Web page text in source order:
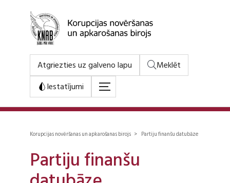
Atgriezties uz galveno lapu
Meklēt
Iestatījumi
Korupcijas novēršanas un apkarošanas birojs > Partiju finanšu datubāze
Partiju finanšu